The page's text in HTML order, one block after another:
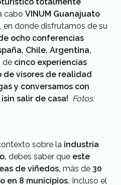
cabo VINUM Guanajuato
en donde disfrutamos de su
ocho conferencias
Chile, Argentina,
de cinco experiencias
visores de realidad
y conversamos con
salir de casa! Fotos:
sobre la industria
debes saber que este
de viñedos, más de 30
en 8 municipios. Incluso el